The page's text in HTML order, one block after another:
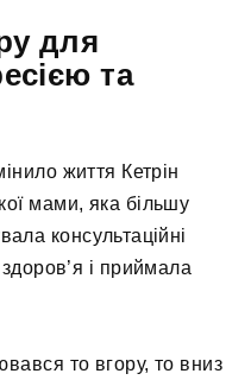
для
та
життя Кетрін
мами, яка більшу
консультаційні
і приймала
то вгору, то вниз